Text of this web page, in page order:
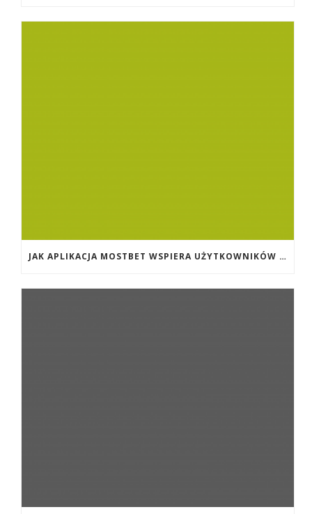
JAK APLIKACJA MOSTBET WSPIERA UŻYTKOWNIKÓW ANDROIDA?